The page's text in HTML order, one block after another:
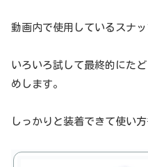
動画内で使用しているスナ
いろいろ試して最終的にた
めします。
しっかりと装着できて使い方